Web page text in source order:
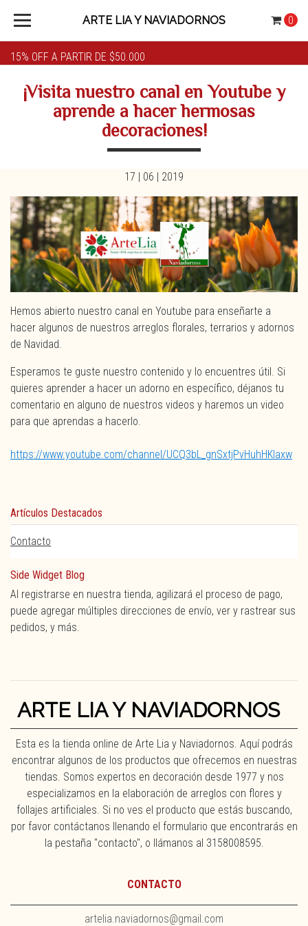
15% OFF A PARTIR DE $50.000
ARTE LIA Y NAVIADORNOS 0
¡Visita nuestro canal en Youtube y
aprende a hacer hermosas
decoraciones!
17 | 06 | 2019
Hemos abierto nuestro canal en Youtube para enseñarte a
hacer algunos de nuestros arreglos florales, terrarios y adornos
de Navidad.
Esperamos te guste nuestro contenido y lo encuentres útil. Si
quieres aprender a hacer un adorno en específico, déjanos tu
comentario en alguno de nuestros videos y haremos un video
para que aprendas a hacerlo.
https://www.youtube.com/channel/UCQ3bL_gnSxtjPvHuhHKIaxw
Artículos Destacados
Contacto
Side Widget Blog
Al registrarse en nuestra tienda, agilizará el proceso de pago,
puede agregar múltiples direcciones de envío, ver y rastrear sus
pedidos, y más.
ARTE LIA Y NAVIADORNOS
Esta es la tienda online de Arte Lia y Naviadornos. Aquí podrás
encontrar algunos de los productos que ofrecemos en nuestras
tiendas. Somos expertos en decoración desde 1977 y nos
especializamos en la elaboración de arreglos con flores y
follajes artificiales. Si no ves el producto que estás buscando,
por favor contáctanos llenando el formulario que encontrarás en
la pestaña "contacto", o llámanos al 3158008595.
CONTACTO
artelia.naviadornos@gmail.com